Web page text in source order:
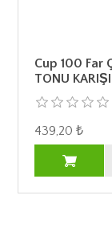
Cup 100 Far
TONU
439,20 ₺